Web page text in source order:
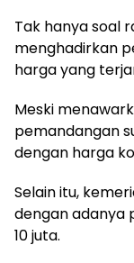
Tak hanya soal
menghadirkan
harga yang
Meski
pemandangan
dengan harga
Selain itu,
dengan adanya
10 juta.